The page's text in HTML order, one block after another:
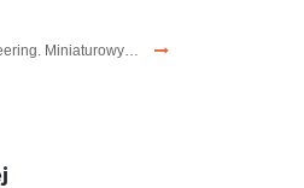
Miniaturowy…